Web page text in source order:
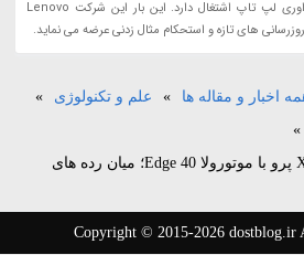
سال هاست که شرکت لنوو به فراوری لپ تاپ اشتغال دارد. این بار این شرکت Lenovo
اخبار و مقاله ها » علم و تکنولوژی
»
»
مقایسه شیائومی پوکو X6 پرو با موتورولا Edge 40؛ میان رده های
Copyright © 2015-2026 dostblog.ir